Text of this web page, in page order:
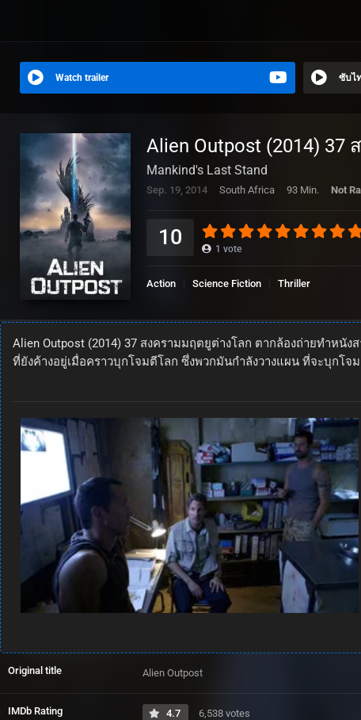
Watch trailer ซับไ
Alien Outpost (2014) 37
Mankind's Last Stand
Sep. 19, 2014 South Africa 93 Min. Not
10 1 vote
Action Science Fiction Thriller
Alien Outpost (2014) 37 สงครามมฤตยูต่างโลก ตากล้องถ่ายทำ
ที่ยังค้างอยู่เมื่อคราวบุกโจมตีโลก ซึ่งพวกมันกำลังวางแผน ที่จะบุกโ
Original title Alien Outpost
IMDb Rating 4.7 6,538 votes